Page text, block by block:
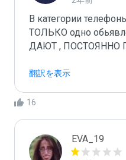
В категории
ТОЛЬКО одно
ДАЮТ , ПОСТОЯННО
翻訳を表示
16
EVA_19